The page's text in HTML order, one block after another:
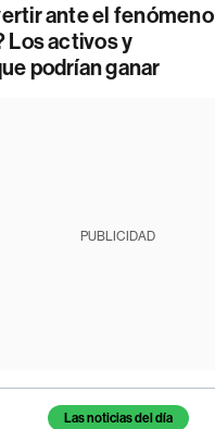
ante el fenómeno
Los activos y
podrían ganar
PUBLICIDAD
artículoLas noticias del día